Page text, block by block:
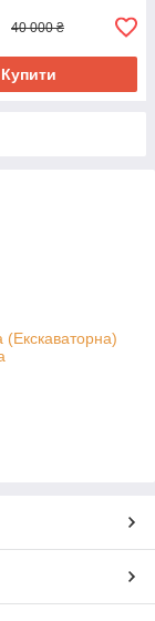
40 000 ₴
Купити
(Екскаваторна)